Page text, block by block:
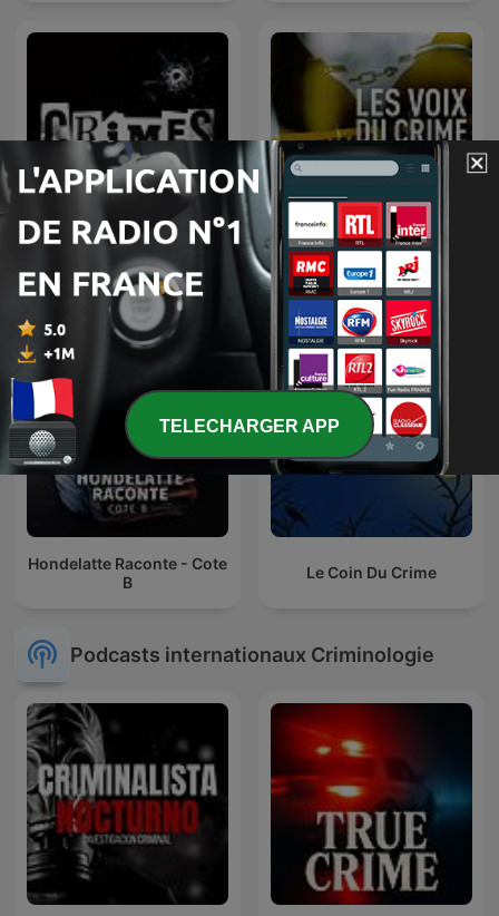
CRIMES • Histoires Vraies Les voix du crime
Hondelatte Raconte - Cote
B
Le Coin Du Crime
Podcasts internationaux Criminologie
TELECHARGER APP